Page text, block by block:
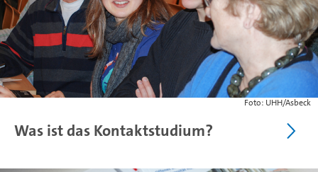
Foto: UHH/Asbeck
Was ist das Kontaktstudium?